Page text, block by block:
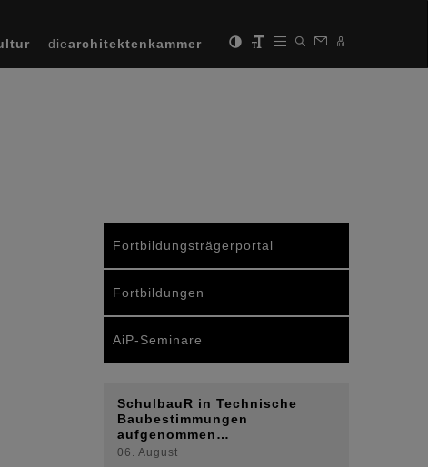
diearchitektenkammer
Fortbildungsträgerportal
Fortbildungen
AiP-Seminare
SchulbauR in Technische
Baubestimmungen
aufgenommen…
06. August